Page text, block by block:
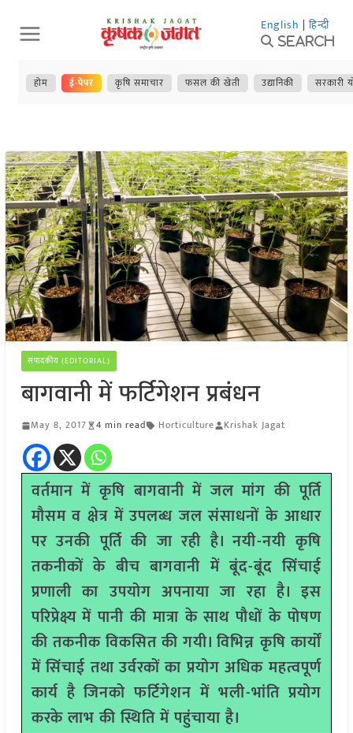
Skip
to
content
English | हिन्दी
Search
होम ई-पेपर कृषि समाचार फसल की खेती उद्यानिकी सरकारी
संपादकीय (EDITORIAL)
बागवानी में फर्टिगेशन प्रबंधन
May 8, 2017 4 min read Horticulture Krishak Jagat
वर्तमान में कृषि बागवानी में जल मांग की पूर्ति
मौसम व क्षेत्र में उपलब्ध जल संसाधनों के आधार
पर उनकी पूर्ति की जा रही है। नयी-नयी कृषि
तकनीकों के बीच बागवानी में बूंद-बूंद सिंचाई
प्रणाली का उपयोग अपनाया जा रहा है। इस
परिप्रेक्ष्य में पानी की मात्रा के साथ पौधों के पोषण
की तकनीक विकसित की गयी। विभिन्न कृषि कार्यों
में सिंचाई तथा उर्वरकों का प्रयोग अधिक महत्वपूर्ण
कार्य है जिनको फर्टिगेशन में भली-भांति प्रयोग
करके लाभ की स्थिति में पहुंचाया है।